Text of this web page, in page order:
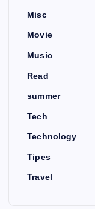
Misc
Movie
Music
Read
summer
Tech
Technology
Tipes
Travel